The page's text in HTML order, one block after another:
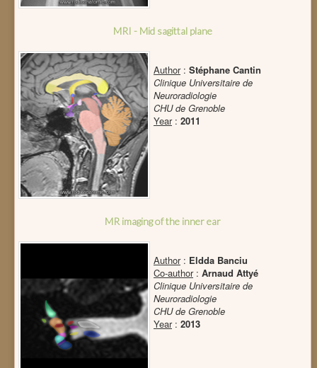
MRI - Mid sagittal plane
Author: Stéphane Cantin
Clinique Universitaire de
Neuroradiologie
CHU de Grenoble
Year: 2011
MR imaging of the inner ear
Author: Eldda Banciu
Co-author: Arnaud Attyé
Clinique Universitaire de
Neuroradiologie
CHU de Grenoble
Year: 2013